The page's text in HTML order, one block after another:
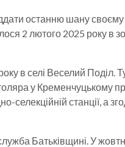
останню шану
2 лютого 2025 року в
в селі Веселий Поділ.
у
селекційній станції,
Батьківщині. У